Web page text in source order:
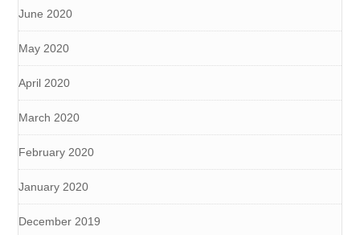
June 2020
May 2020
April 2020
March 2020
February 2020
January 2020
December 2019